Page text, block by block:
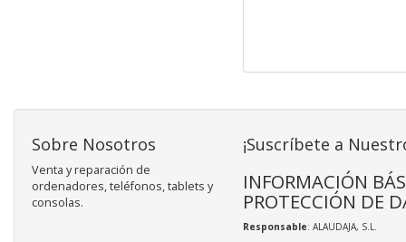
Sobre Nosotros
Venta y reparación de
ordenadores, teléfonos, tablets y
consolas.
¡Suscríbete a
INFORMACIÓN
PROTECCIÓN DE
Responsable: ALAUDAJA, S.L.